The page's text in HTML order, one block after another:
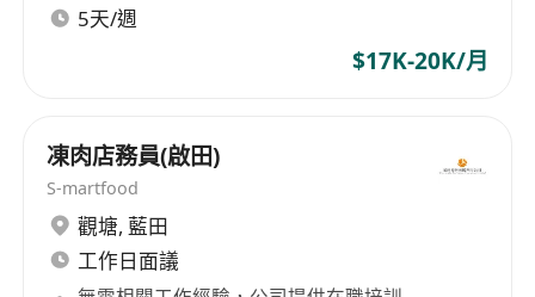
5天/週
$17K-20K/月
凍肉店務員(啟田)
S-martfood
觀塘, 藍田
工作日面議